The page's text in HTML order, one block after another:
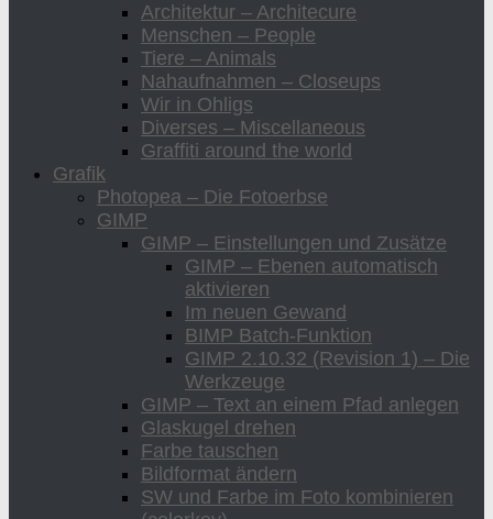
Architektur – Architecure
Menschen – People
Tiere – Animals
Nahaufnahmen – Closeups
Wir in Ohligs
Diverses – Miscellaneous
Graffiti around the world
Grafik
Photopea – Die Fotoerbse
GIMP
GIMP – Einstellungen und Zusätze
GIMP – Ebenen automatisch
aktivieren
Im neuen Gewand
BIMP Batch-Funktion
GIMP 2.10.32 (Revision 1) – Die
Werkzeuge
GIMP – Text an einem Pfad anlegen
Glaskugel drehen
Farbe tauschen
Bildformat ändern
SW und Farbe im Foto kombinieren